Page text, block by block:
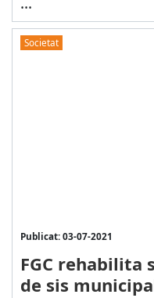
Societat
Publicat: 03-07-2021
FGC rehabilita
de sis